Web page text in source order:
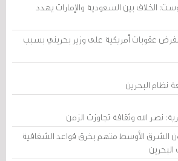
الخلاف بين السعودية والإمارات يهدد
عقوبات أمريكية على وزير بحريني بسبب
نظام البحرين
نصر الله وثقافة تجاوزت الزمن
الشرق الأوسط متهم بخرق قواعد الشفافية